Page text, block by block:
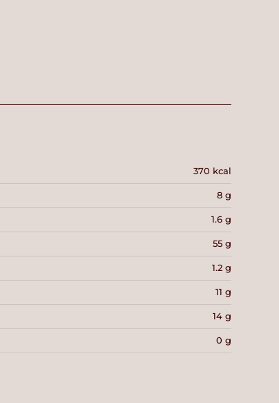
370 kcal
8 g
1.6 g
55 g
1.2 g
11 g
14 g
0 g